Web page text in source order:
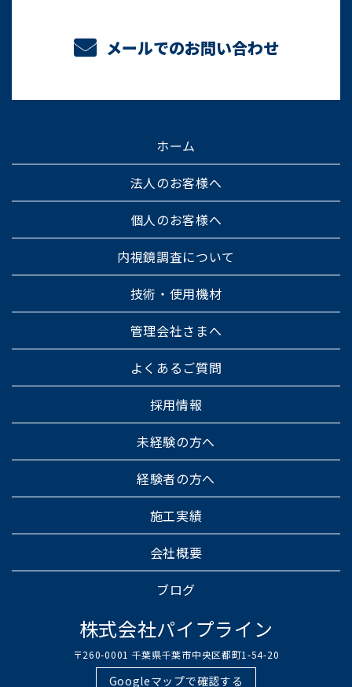
メールでのお問い合わせ
ホーム
法人のお客様へ
個人のお客様へ
内視鏡調査について
技術・使用機材
管理会社さまへ
よくあるご質問
採用情報
未経験の方へ
経験者の方へ
施工実績
会社概要
ブログ
株式会社パイプライン
〒260-0001 千葉県千葉市中央区都町1-54-20
Googleマップで確認する